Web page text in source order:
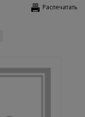
Распечатать